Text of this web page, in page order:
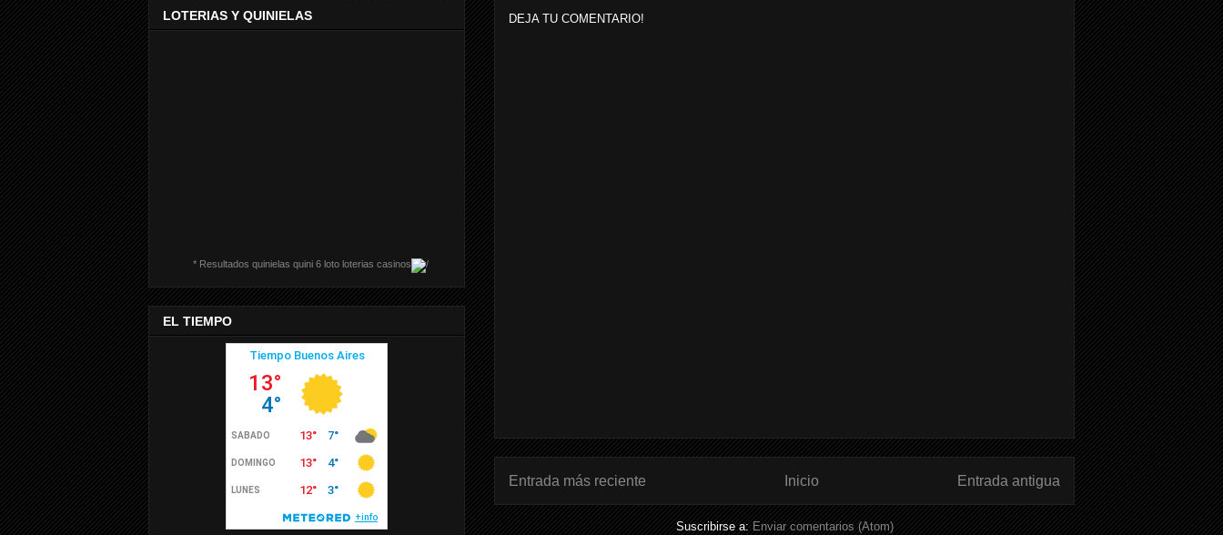
DEJA TU COMENTARIO!
Entrada más reciente Entrada antigua
Inicio
Suscribirse a: Enviar comentarios (Atom)
LOTERIAS Y QUINIELAS
* Resultados quinielas quini 6 loto loterias casinos
EL TIEMPO